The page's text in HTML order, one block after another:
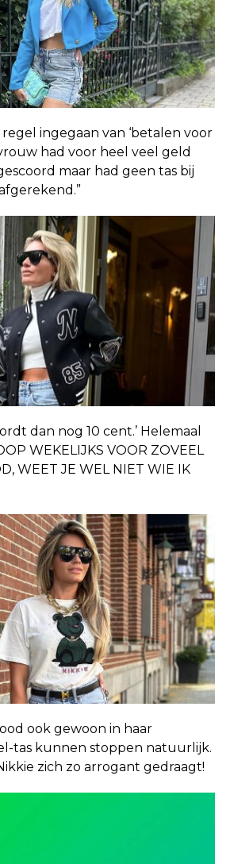
regel ingegaan van ‘betalen voor
had voor heel veel geld
maar had geen tas bij
dan nog 10 cent.’ Helemaal
WEKELIJKS VOOR ZOVEEL
WEET JE WEL NIET WIE IK
ook gewoon in haar
tas kunnen stoppen natuurlijk.
zich zo arrogant gedraagt!